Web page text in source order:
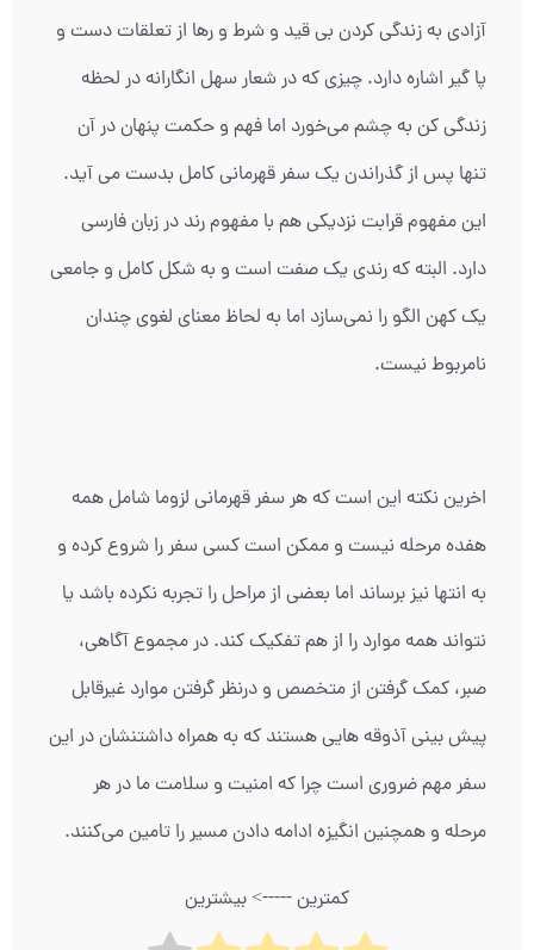
آزادی به زندگی کردن بی قید و شرط و رها از تعلقات دست و
پا گیر اشاره دارد. چیزی که در شعار سهل انگارانه در لحظه
زندگی کن به چشم می‌خورد اما فهم و حکمت پنهان در آن
تنها پس از گذراندن یک سفر قهرمانی کامل بدست می آید.
این مفهوم قرابت نزدیکی هم با مفهوم رند در زبان فارسی
دارد. البته که رندی یک صفت است و به شکل کامل و جامعی
یک کهن الگو را نمی‌سازد اما به لحاظ معنای لغوی چندان
نامربوط نیست.
اخرین نکته این است که هر سفر قهرمانی لزوما شامل همه
هفده مرحله نیست و ممکن است کسی سفر را شروع کرده و
به انتها نیز برساند اما بعضی از مراحل را تجربه نکرده باشد یا
نتواند همه موارد را از هم تفکیک کند. در مجموع آگاهی،
صبر، کمک گرفتن از متخصص و درنظر گرفتن موارد غیرقابل
پیش بینی آذوقه هایی هستند که به همراه داشتنشان در این
سفر مهم ضروری است چرا که امنیت و سلامت ما در هر
مرحله و همچنین انگیزه ادامه دادن مسیر را تامین می‌کنند.
کمترین -----> بیشترین